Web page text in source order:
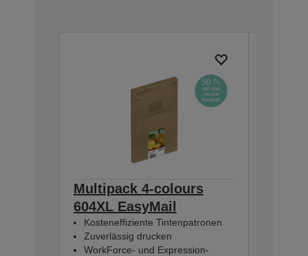
Multipack 4-colours
604XL EasyMail
Kosteneffiziente Tintenpatronen
Zuverlässig drucken
WorkForce- und Expression-